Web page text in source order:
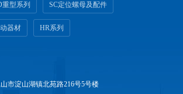
重型系列 SC定位螺母及配件
器材 HR系列
市淀山湖镇北苑路216号5号楼